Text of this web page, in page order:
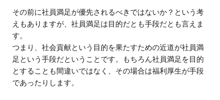
その前に社員満足が優先されるべきではないか？という考
えもありますが、社員満足は目的だとも手段だとも言えま
す。
つまり、社会貢献という目的を果たすための近道が社員満
足という手段だということです。もちろん社員満足を目的
とすることも間違いではなく、その場合は福利厚生が手段
であったりします。